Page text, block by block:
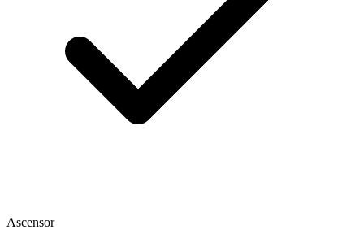
Ascensor